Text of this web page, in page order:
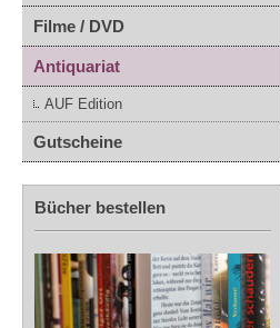
Filme / DVD
Antiquariat
AUF Edition
Gutscheine
Bücher bestellen